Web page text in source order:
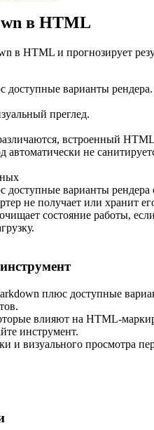
в HTML
в HTML и прогнозирует
доступные варианты рендера.
преглед.
встроенный
не
доступные варианты рендера
не получает или хранит
состояние работы,
плюс доступные
влияют на HTML-
инструмент.
и визуального просмотра